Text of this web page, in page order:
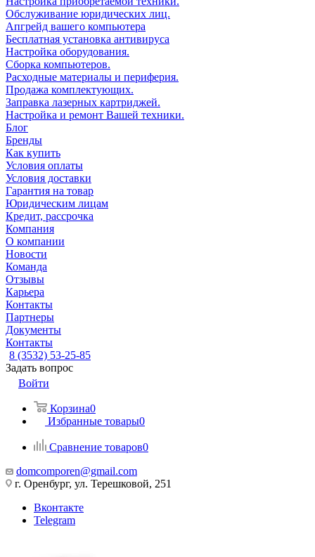
Обслуживание юридических лиц.
Апгрейд вашего компьютера
Бесплатная установка антивируса
Настройка оборудования.
Сборка компьютеров.
Расходные материалы и периферия.
Продажа комплектующих.
Заправка лазерных картриджей.
Настройка и ремонт Вашей техники.
Блог
Бренды
Как купить
Условия оплаты
Условия доставки
Гарантия на товар
Юридическим лицам
Кредит, рассрочка
Компания
О компании
Новости
Команда
Отзывы
Карьера
Контакты
Партнеры
Документы
Контакты
8 (3532) 53-25-85
Задать вопрос
Войти
Корзина0
Избранные товары0
Сравнение товаров0
domcomporen@gmail.com
г. Оренбург, ул. Терешковой, 251
Вконтакте
Telegram